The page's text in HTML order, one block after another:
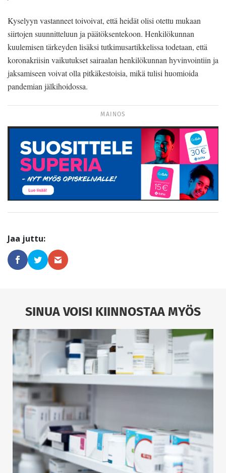
Kyselyyn vastanneet toivoivat, että heidät olisi otettu mukaan
siirtojen suunnitteluun ja päätöksentekoon. Henkilökunnan
kuulemisen tärkeyden lisäksi tutkimusartikkelissa todetaan, että
koronakriisin vaikutukset sairaalan henkilökunnan hyvinvointiin ja
jaksamiseen voivat olla pitkäkestoisia, mikä tulisi huomioida
pandemian jälkihoidossa.
MAINOS
SINUA VOISI KIINNOSTAA MYÖS